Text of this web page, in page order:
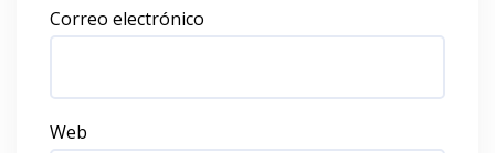
Correo electrónico
Web